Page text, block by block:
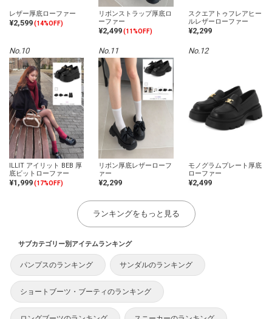
レザー厚底ローファー
¥2,599(14%OFF)
リボンストラップ厚底ロ
ーファー
¥2,499 (11%OFF)
スクエアトゥフレアヒー
ルレザーローファー
¥2,299
No.10
ILLIT アイリット BEB 厚
底ビットローファー
¥1,999(17%OFF)
No.11
リボン厚底レザーローフ
ァー
¥2,299
No.12
モノグラムプレート厚底
ローファー
¥2,499
ランキングをもっと見る
サブカテゴリー別アイテムランキング
パンプスのランキング サンダルのランキング
ショートブーツ・ブーティのランキング